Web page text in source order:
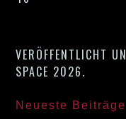
VERÖFFENTLICHT
SPACE 2026.
Neueste Beiträge